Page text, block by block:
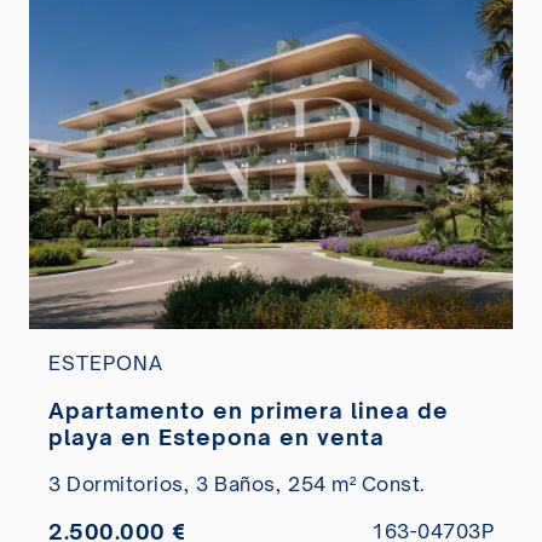
ESTEPONA
Apartamento en primera linea de
playa en Estepona en venta
3 Dormitorios, 3 Baños, 254 m² Const.
2.500.000 € 163-04703P